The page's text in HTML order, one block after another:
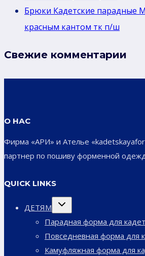
Брюки Кадетские парадные
красным кантом тк п/ш
Свежие комментарии
О НАС
Фирма «АРИ» и Ателье
партнер по пошиву форменной
QUICK LINKS
ДЕТЯМ
Переключить
Парадная форма для
Повседневная форма для
Камуфляжная форма для